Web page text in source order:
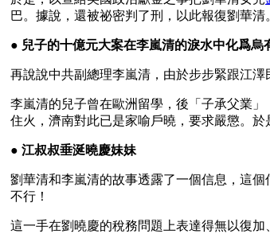
巴。據說，還被祕密判了刑，以此報復劉華清
● 兒子的十億元大案在李嵐清的淚水中化爲烏
再說說中共副總理李嵐清，由於步步緊跟江澤
李嵐清的兒子曾在歐洲留學，後「子承父業
住火，濟南對此已是家喻戶曉，要求嚴懲。
● 江叔叔垂涎曉慶妹妹
劉華清和李嵐清的故事透露了一個信息，這
不行！
這一手在劉曉慶的稅務問題上表達得無以復